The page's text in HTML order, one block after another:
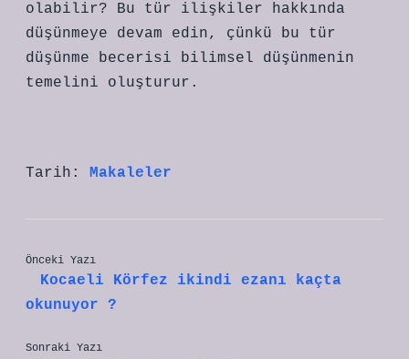
olabilir? Bu tür ilişkiler hakkında
düşünmeye devam edin, çünkü bu tür
düşünme becerisi bilimsel düşünmenin
temelini oluşturur.
Tarih: Makaleler
Önceki Yazı
Kocaeli Körfez ikindi ezanı kaçta
okunuyor ?
Sonraki Yazı